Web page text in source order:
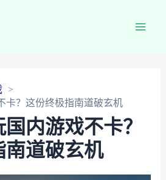
卡？这份终极指南道破玄机
内游戏不卡？
南道破玄机